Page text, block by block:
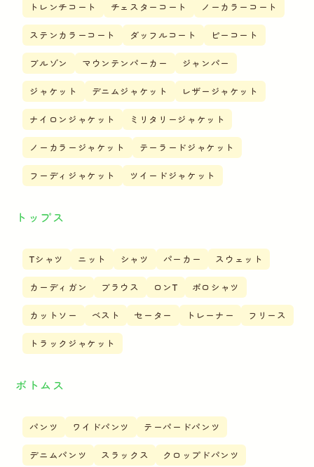
トレンチコート チェスターコート ノーカラーコート
ステンカラーコート ダッフルコート ピーコート
ブルゾン マウンテンパーカー ジャンパー
ジャケット デニムジャケット レザージャケット
ナイロンジャケット ミリタリージャケット
ノーカラージャケット テーラードジャケット
フーディジャケット ツイードジャケット
トップス
Tシャツ ニット シャツ パーカー スウェット
カーディガン ブラウス ロンT ポロシャツ
カットソー ベスト セーター トレーナー フリース
トラックジャケット
ボトムス
パンツ ワイドパンツ テーパードパンツ
デニムパンツ スラックス クロップドパンツ